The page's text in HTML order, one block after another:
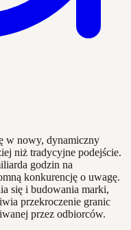
w nowy, dynamiczny
niż tradycyjne podejście.
godzin na
konkurencję o uwagę.
się i budowania marki,
przekroczenie granic
przez odbiorców.